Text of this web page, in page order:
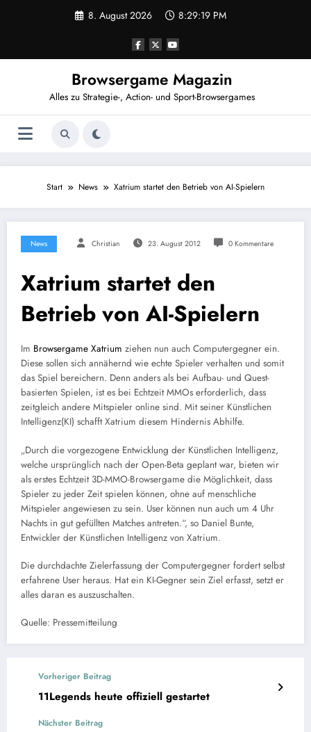
8. August 2026 8:29:19 PM
Browsergame Magazin
Alles zu Strategie-, Action- und Sport-Browsergames
Start News Xatrium startet den Betrieb von AI-Spielern
News Christian 23. August 2012 0 Kommentare
Xatrium startet den
Betrieb von AI-Spielern
Im Browsergame Xatrium ziehen nun auch Computergegner ein.
Diese sollen sich annähernd wie echte Spieler verhalten und somit
das Spiel bereichern. Denn anders als bei Aufbau- und Quest-
basierten Spielen, ist es bei Echtzeit MMOs erforderlich, dass
zeitgleich andere Mitspieler online sind. Mit seiner Künstlichen
Intelligenz(KI) schafft Xatrium diesem Hindernis Abhilfe.
„Durch die vorgezogene Entwicklung der Künstlichen Intelligenz,
welche ursprünglich nach der Open-Beta geplant war, bieten wir
als erstes Echtzeit 3D-MMO-Browsergame die Möglichkeit, dass
Spieler zu jeder Zeit spielen können, ohne auf menschliche
Mitspieler angewiesen zu sein. User können nun auch um 4 Uhr
Nachts in gut gefüllten Matches antreten.“, so Daniel Bunte,
Entwickler der Künstlichen Intelligenz von Xatrium.
Die durchdachte Zielerfassung der Computergegner fordert selbst
erfahrene User heraus. Hat ein KI-Gegner sein Ziel erfasst, setzt er
alles daran es auszuschalten.
Quelle: Pressemitteilung
Vorheriger Beitrag
11Legends heute offiziell gestartet
Nächster Beitrag